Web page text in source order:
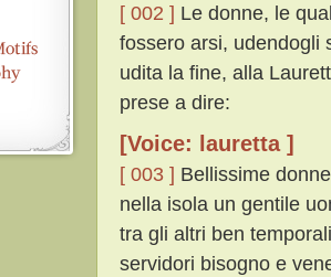
[ 002 ] Le donne, le
fossero arsi, udendogli
udita la fine, alla
prese a dire:
[Voice: lauretta ]
[ 003 ] Bellissime
nella isola un gentile
tra gli altri ben
servidori bisogno e